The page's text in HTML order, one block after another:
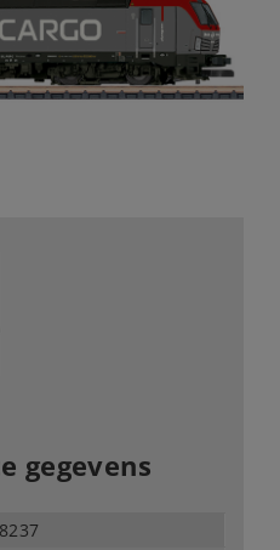
gegevens